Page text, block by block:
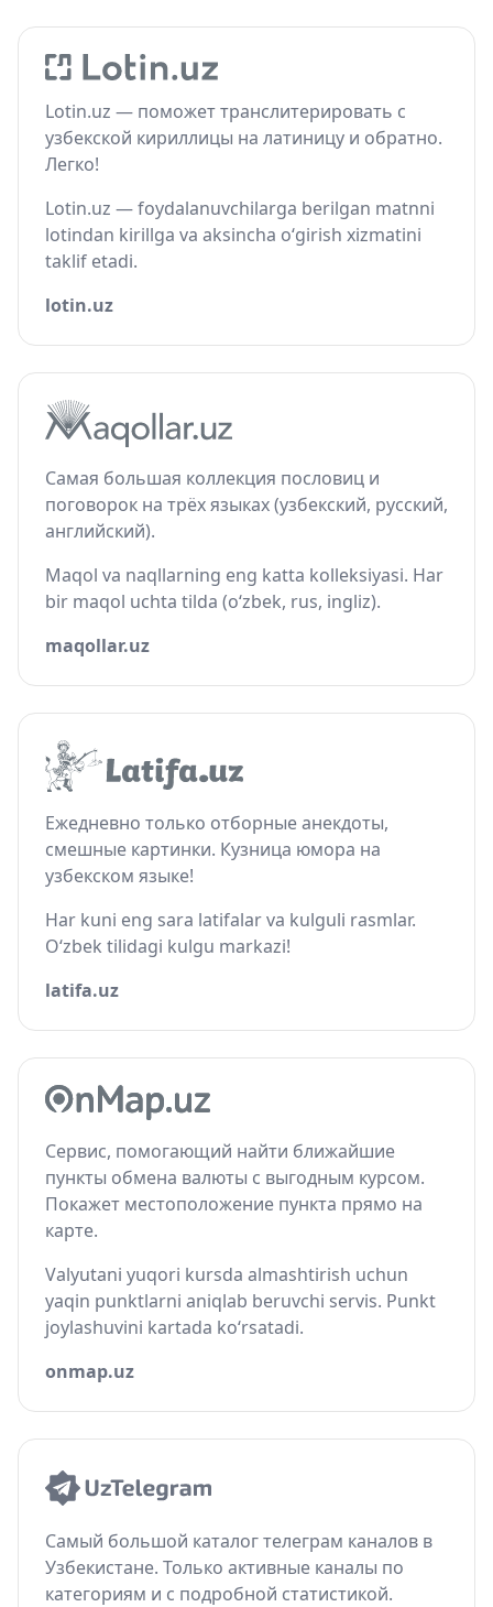
Lotin.uz — поможет транслитерировать с
узбекской кириллицы на латиницу и обратно.
Легко!
Lotin.uz — foydalanuvchilarga berilgan matnni
lotindan kirillga va aksincha o‘girish xizmatini
taklif etadi.
lotin.uz
Самая большая коллекция пословиц и
поговорок на трёх языках (узбекский, русский,
английский).
Maqol va naqllarning eng katta kolleksiyasi. Har
bir maqol uchta tilda (o‘zbek, rus, ingliz).
maqollar.uz
Ежедневно только отборные анекдоты,
смешные картинки. Кузница юмора на
узбекском языке!
Har kuni eng sara latifalar va kulguli rasmlar.
O‘zbek tilidagi kulgu markazi!
latifa.uz
Сервис, помогающий найти ближайшие
пункты обмена валюты с выгодным курсом.
Покажет местоположение пункта прямо на
карте.
Valyutani yuqori kursda almashtirish uchun
yaqin punktlarni aniqlab beruvchi servis. Punkt
joylashuvini kartada ko‘rsatadi.
onmap.uz
Самый большой каталог телеграм каналов в
Узбекистане. Только активные каналы по
категориям и с подробной статистикой.